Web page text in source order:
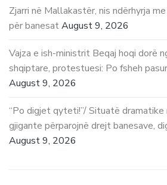
Zjarri në Mallakastër, nis ndërhyrja
për banesatAugust 9, 2026
Vajza e ish-ministrit Beqaj hoqi dorë
shqiptare, protestuesi: Po fsheh
August 9, 2026
“Po digjet qyteti!”/ Situatë dramatike
gjigante përparojnë drejt banesave,
August 9, 2026